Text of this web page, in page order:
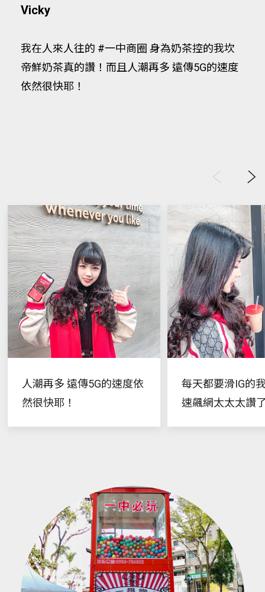
Vicky
我在人來人往的 #一中商圈 身為奶茶控的我坎
帝鮮奶茶真的讚！而且人潮再多 遠傳5G的速度
依然很快耶！
Previous
人潮再多 遠傳5G的速度依
然很快耶！
每天都要滑IG的
速飆網太太太讚
Next